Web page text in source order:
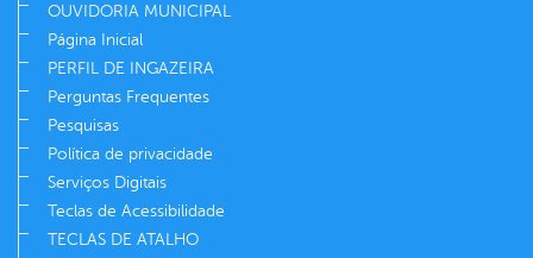
OUVIDORIA MUNICIPAL
Página Inicial
PERFIL DE INGAZEIRA
Perguntas Frequentes
Pesquisas
Política de privacidade
Serviços Digitais
Teclas de Acessibilidade
TECLAS DE ATALHO